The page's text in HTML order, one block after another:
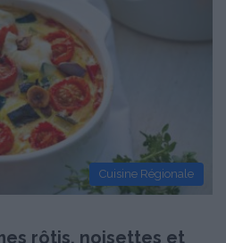
Cuisine Régionale
rôtis, noisettes et